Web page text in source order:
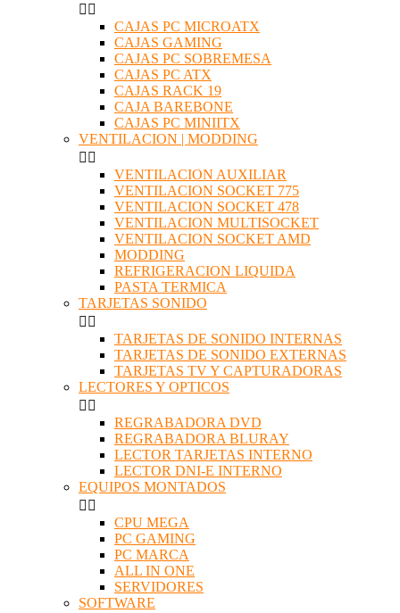
 
CAJAS PC MICROATX
CAJAS GAMING
CAJAS PC SOBREMESA
CAJAS PC ATX
CAJAS RACK 19
CAJA BAREBONE
CAJAS PC MINIITX
VENTILACION | MODDING
 
VENTILACION AUXILIAR
VENTILACION SOCKET 775
VENTILACION SOCKET 478
VENTILACION MULTISOCKET
VENTILACION SOCKET AMD
MODDING
REFRIGERACION LIQUIDA
PASTA TERMICA
TARJETAS SONIDO
 
TARJETAS DE SONIDO INTERNAS
TARJETAS DE SONIDO EXTERNAS
TARJETAS TV Y CAPTURADORAS
LECTORES Y OPTICOS
 
REGRABADORA DVD
REGRABADORA BLURAY
LECTOR TARJETAS INTERNO
LECTOR DNI-E INTERNO
EQUIPOS MONTADOS
 
CPU MEGA
PC GAMING
PC MARCA
ALL IN ONE
SERVIDORES
SOFTWARE